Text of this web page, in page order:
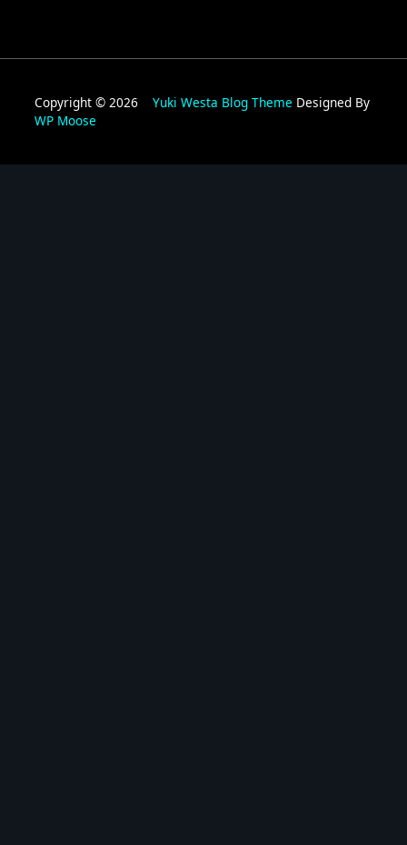
Copyright © 2026 Yuki Westa Blog Theme Designed By
WP Moose